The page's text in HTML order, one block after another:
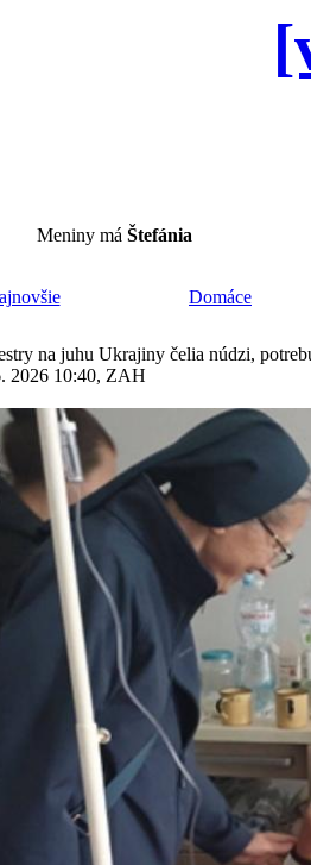
Meniny má Štefánia
Domáce
na juhu Ukrajiny čelia núdzi,
2026 10:40, ZAH